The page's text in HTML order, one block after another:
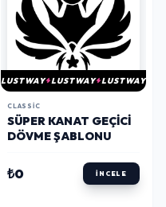
LUSTWAY LUSTWAY LUSTWAY
CLASSIC
SÜPER KANAT GEÇICI
DÖVME ŞABLONU
₺0 İNCELE